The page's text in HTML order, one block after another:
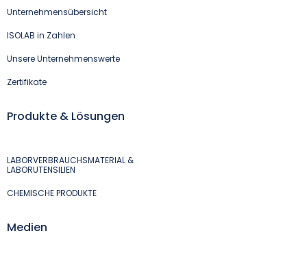
Unternehmensübersicht
ISOLAB in Zahlen
Unsere Unternehmenswerte
Zertifikate
Produkte & Lösungen
LABORVERBRAUCHSMATERIAL &
LABORUTENSILIEN
CHEMISCHE PRODUKTE
Medien